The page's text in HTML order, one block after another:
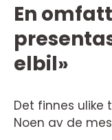
En
elbil»
Det finnes ulike
Noen av de